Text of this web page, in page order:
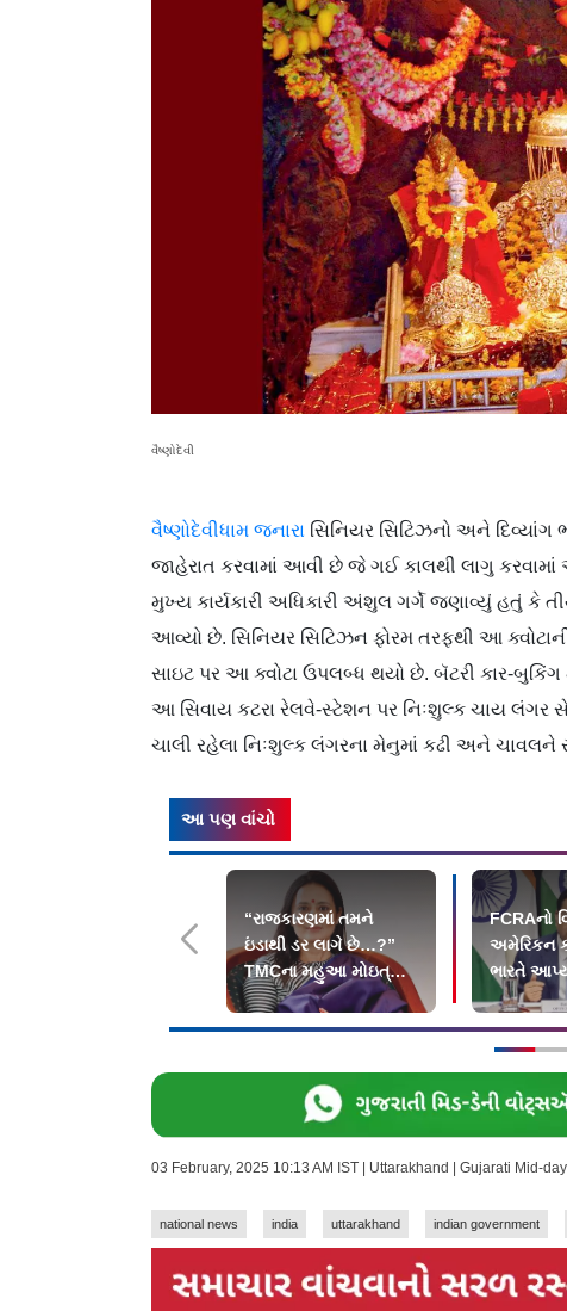
વૈષ્ણોદેવી
વૈષ્ણોદેવીધામ જનારા સિનિયર સિટિઝનો અને દિવ્યાંગ
જાહેરાત કરવામાં આવી છે જે ગઈ કાલથી લાગુ કરવામાં
મુખ્ય કાર્યકારી અધિકારી અંશુલ ગર્ગે જણાવ્યું હતું કે
આવ્યો છે. સિનિયર સિટિઝન ફોરમ તરફથી આ
સાઇટ પર આ ક્વોટા ઉપલબ્ધ થયો છે. બૅટરી કાર-
આ સિવાય કટરા રેલવે-સ્ટેશન પર નિઃશુલ્ક ચાય લંગર
ચાલી રહેલા નિઃશુલ્ક લંગરના મેનુમાં કઢી અને ચાવલને
આ પણ વાંચો
“રાજકારણમાં તમને
ઇંડાથી ડર લાગે છે…?”
TMCના મહુઆ મોઇત્રાને
સુપ્રીમ કોર્ટનો ઝટકો
FCRAનો
અમેરિકન
ભારતે
કહ્યું
03 February, 2025 10:13 AM IST | Uttarakhand | Gujarati Mid-
national news india uttarakhand indian government